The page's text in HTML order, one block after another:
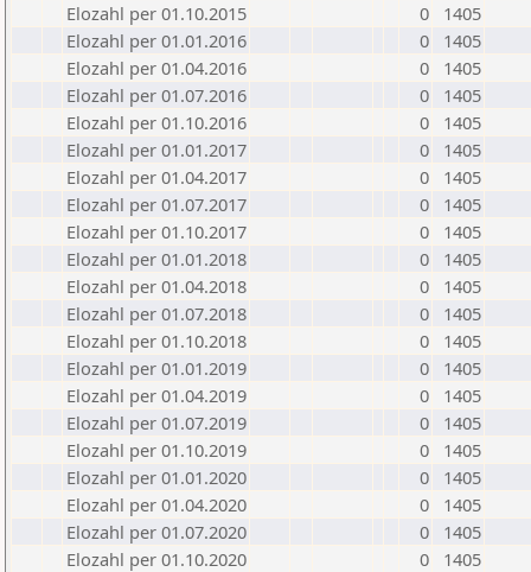
Elozahl per 01.10.2015
0
1405
Elozahl per 01.01.2016
0
1405
Elozahl per 01.04.2016
0
1405
Elozahl per 01.07.2016
0
1405
Elozahl per 01.10.2016
0
1405
Elozahl per 01.01.2017
0
1405
Elozahl per 01.04.2017
0
1405
Elozahl per 01.07.2017
0
1405
Elozahl per 01.10.2017
0
1405
Elozahl per 01.01.2018
0
1405
Elozahl per 01.04.2018
0
1405
Elozahl per 01.07.2018
0
1405
Elozahl per 01.10.2018
0
1405
Elozahl per 01.01.2019
0
1405
Elozahl per 01.04.2019
0
1405
Elozahl per 01.07.2019
0
1405
Elozahl per 01.10.2019
0
1405
Elozahl per 01.01.2020
0
1405
Elozahl per 01.04.2020
0
1405
Elozahl per 01.07.2020
0
1405
Elozahl per 01.10.2020
0
1405